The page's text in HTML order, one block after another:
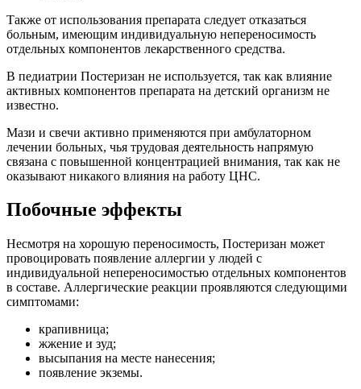
Также от использования препарата следует отказаться
больным, имеющим индивидуальную непереносимость
отдельных компонентов лекарственного средства.
В педиатрии Постеризан не используется, так как влияние
активных компонентов препарата на детский организм не
известно.
Мази и свечи активно применяются при амбулаторном
лечении больных, чья трудовая деятельность напрямую
связана с повышенной концентрацией внимания, так как не
оказывают никакого влияния на работу ЦНС.
Побочные эффекты
Несмотря на хорошую переносимость, Постеризан может
провоцировать появление аллергии у людей с
индивидуальной непереносимостью отдельных компонентов
в составе. Аллергические реакции проявляются следующими
симптомами:
крапивница;
жжение и зуд;
высыпания на месте нанесения;
появление экземы.